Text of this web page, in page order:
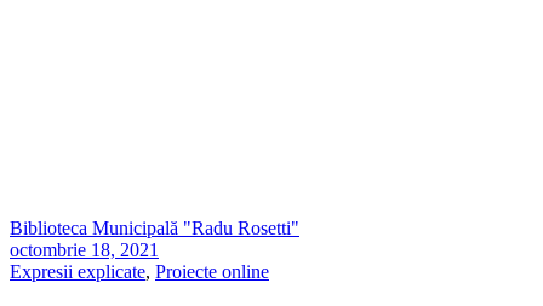
Biblioteca Municipală "Radu Rosetti"
octombrie 18, 2021
Expresii explicate, Proiecte online